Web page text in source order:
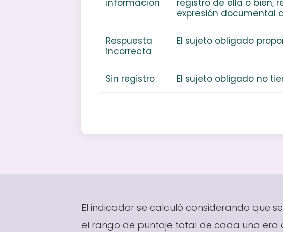
información
registro de ella o bien,
expresión documental
Respuesta
incorrecta
El sujeto obligado
Sin registro El sujeto obligado no
El indicador se calculó considerando que
el rango de puntaje total de cada una era